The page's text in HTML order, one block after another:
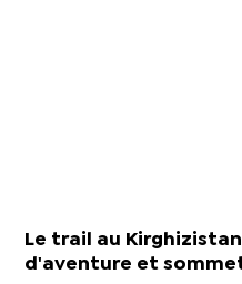
Le trail au
d'aventure et